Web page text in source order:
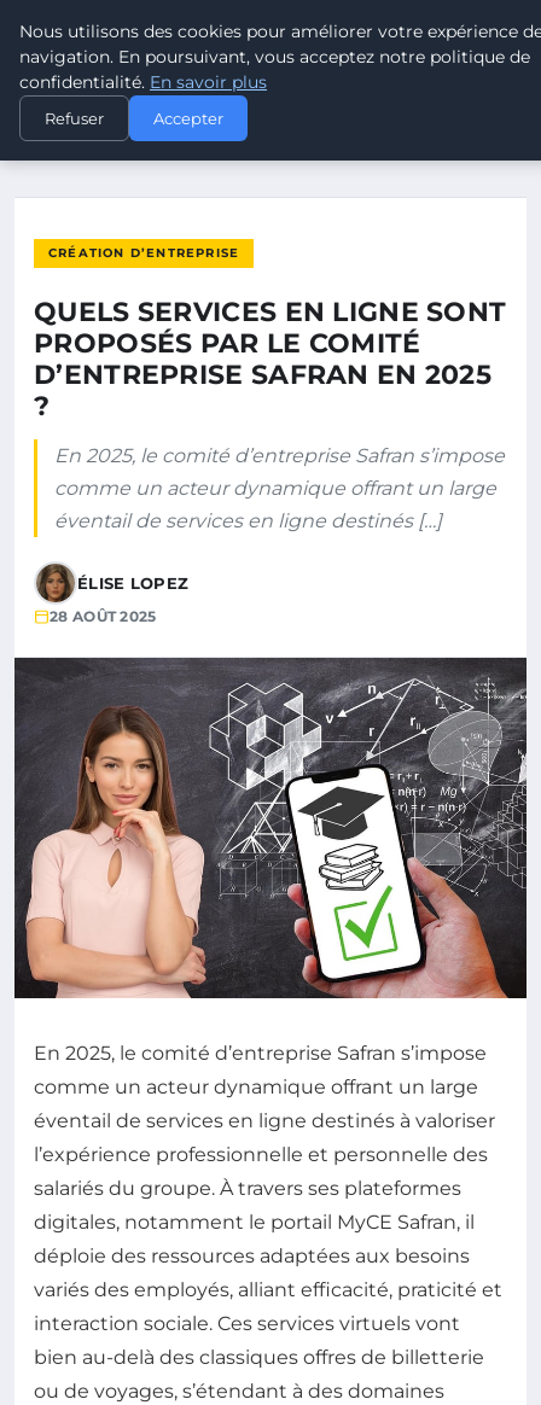
POUVOIR OUVRIER
ACCUEIL
QUELS SERVICES EN LIGNE SONT PROPOSÉS PAR LE COMITÉ…
CRÉATION D’ENTREPRISE
QUELS SERVICES EN LIGNE SONT
PROPOSÉS PAR LE COMITÉ
D’ENTREPRISE SAFRAN EN 2025
?
En 2025, le comité d’entreprise Safran s’impose
comme un acteur dynamique offrant un large
éventail de services en ligne destinés […]
ÉLISE LOPEZ
28 AOÛT 2025
En 2025, le comité d’entreprise Safran s’impose
comme un acteur dynamique offrant un large
éventail de services en ligne destinés à valoriser
l’expérience professionnelle et personnelle des
salariés du groupe. À travers ses plateformes
digitales, notamment le portail MyCE Safran, il
déploie des ressources adaptées aux besoins
variés des employés, alliant efficacité, praticité et
interaction sociale. Ces services virtuels vont
bien au-delà des classiques offres de billetterie
ou de voyages, s’étendant à des domaines
Nous utilisons des cookies pour améliorer votre expérience
navigation. En poursuivant, vous acceptez notre politique de
confidentialité. En savoir plus
Refuser Accepter